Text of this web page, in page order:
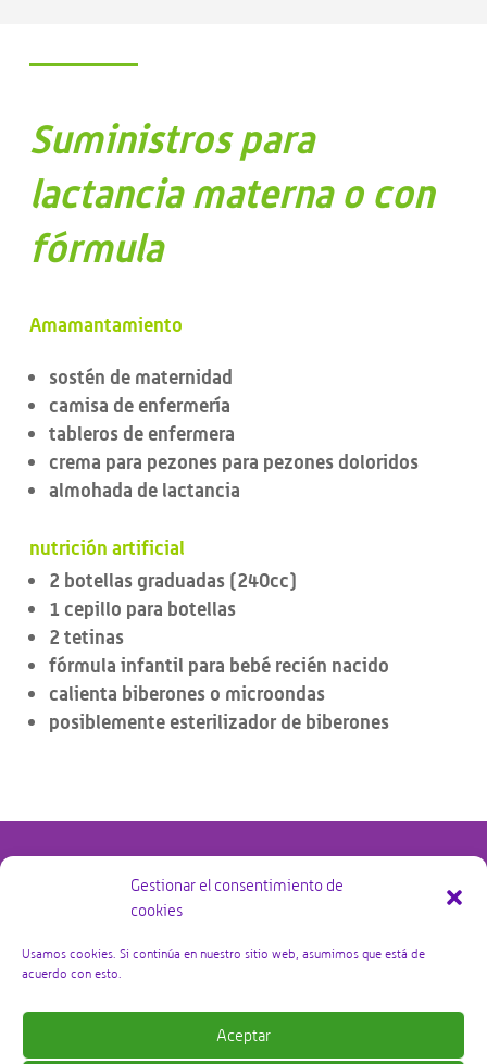
Gestionar el consentimiento de
cookies
Usamos cookies. Si continúa en nuestro sitio web, asumimos que está de
acuerdo con esto.
Aceptar
Suministros para
lactancia materna o con
fórmula
Amamantamiento
sostén de maternidad
camisa de enfermería
tableros de enfermera
crema para pezones para pezones doloridos
almohada de lactancia
nutrición artificial
2 botellas graduadas (240cc)
1 cepillo para botellas
2 tetinas
fórmula infantil para bebé recién nacido
calienta biberones o microondas
posiblemente esterilizador de biberones
@copyright Bby Zorg Kraamzorg 2026 – alle rechten
voorbehouden